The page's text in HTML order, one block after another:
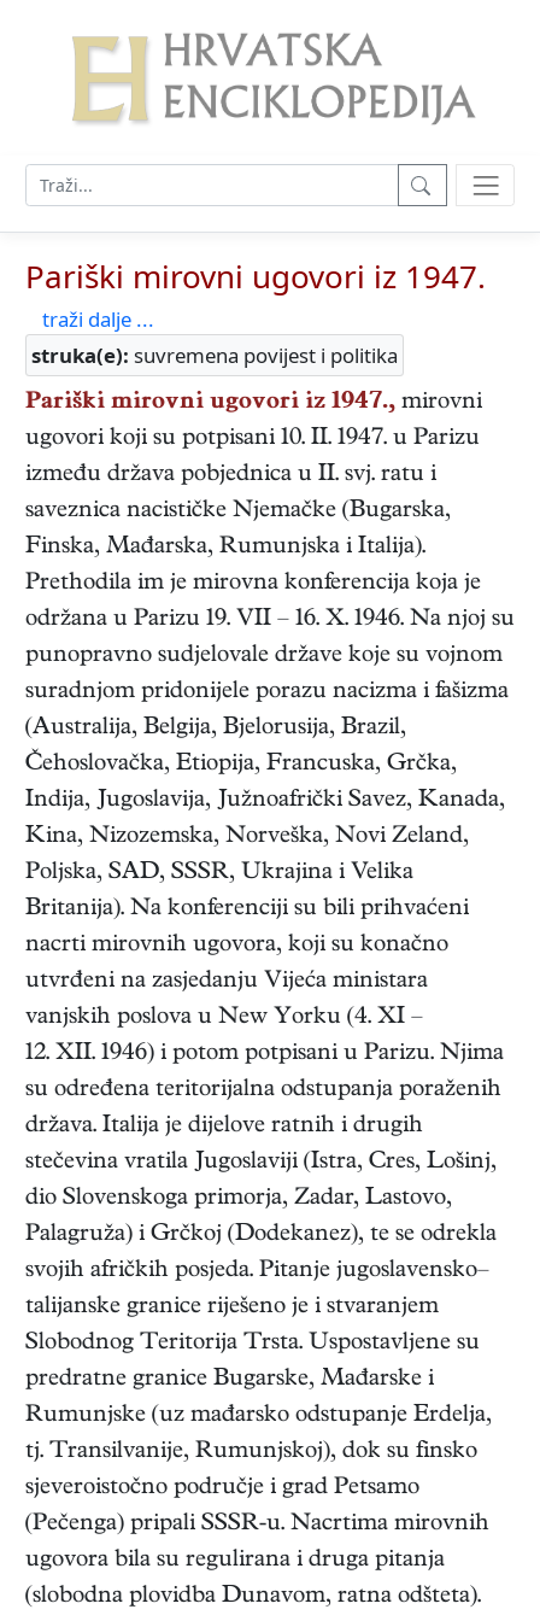
Pariški mirovni ugovori iz 1947.
traži dalje ...
struka(e): suvremena povijest i politika
Pariški mirovni ugovori iz 1947., mirovni
ugovori koji su potpisani 10. II. 1947. u Parizu
između država pobjednica u II. svj. ratu i
saveznica nacističke Njemačke (Bugarska,
Finska, Mađarska, Rumunjska i Italija).
Prethodila im je mirovna konferencija koja je
održana u Parizu 19. VII – 16. X. 1946. Na njoj su
punopravno sudjelovale države koje su vojnom
suradnjom pridonijele porazu nacizma i fašizma
(Australija, Belgija, Bjelorusija, Brazil,
Čehoslovačka, Etiopija, Francuska, Grčka,
Indija, Jugoslavija, Južnoafrički Savez, Kanada,
Kina, Nizozemska, Norveška, Novi Zeland,
Poljska, SAD, SSSR, Ukrajina i Velika
Britanija). Na konferenciji su bili prihvaćeni
nacrti mirovnih ugovora, koji su konačno
utvrđeni na zasjedanju Vijeća ministara
vanjskih poslova u New Yorku (4. XI –
12. XII. 1946) i potom potpisani u Parizu. Njima
su određena teritorijalna odstupanja poraženih
država. Italija je dijelove ratnih i drugih
stečevina vratila Jugoslaviji (Istra, Cres, Lošinj,
dio Slovenskoga primorja, Zadar, Lastovo,
Palagruža) i Grčkoj (Dodekanez), te se odrekla
svojih afričkih posjeda. Pitanje jugoslavensko–
talijanske granice riješeno je i stvaranjem
Slobodnog Teritorija Trsta. Uspostavljene su
predratne granice Bugarske, Mađarske i
Rumunjske (uz mađarsko odstupanje Erdelja,
tj. Transilvanije, Rumunjskoj), dok su finsko
sjeveroistočno područje i grad Petsamo
(Pečenga) pripali SSSR-u. Nacrtima mirovnih
ugovora bila su regulirana i druga pitanja
(slobodna plovidba Dunavom, ratna odšteta).